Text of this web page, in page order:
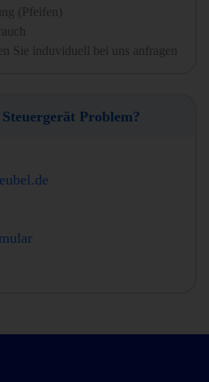
(Pfeifen)
Sie induviduell bei uns anfragen
Problem?